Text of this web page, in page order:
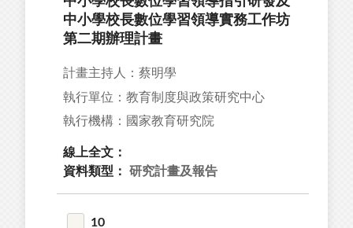
中小學校長數位學習領導實務工作坊
第二期辦理計畫
計畫主持人：蔡明學
執行單位：教育制度與政策研究中心
執行機構：國家教育研究院
線上全文：
資料類型：
研究計畫及報告
10